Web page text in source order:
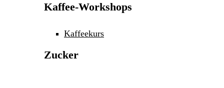
Kaffee-Workshops
Kaffeekurs
Zucker